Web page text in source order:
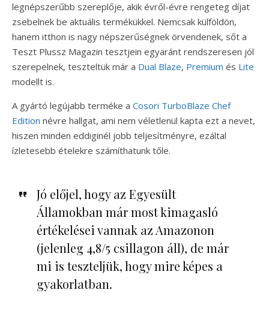
legnépszerűbb szereplője, akik évről-évre rengeteg díjat
zsebelnek be aktuális termékükkel. Nemcsak külföldön,
hanem itthon is nagy népszerűségnek örvendenek, sőt a
Teszt Plussz Magazin tesztjein egyaránt rendszeresen jól
szerepelnek, teszteltük már a Dual Blaze, Premium és Lite
modellt is.
A gyártó legújabb terméke a Cosori TurboBlaze Chef
Edition névre hallgat, ami nem véletlenül kapta ezt a nevet,
hiszen minden eddiginél jobb teljesítményre, ezáltal
ízletesebb ételekre számíthatunk tőle.
Jó előjel, hogy az Egyesült
Államokban már most kimagasló
értékelései vannak az Amazonon
(jelenleg 4,8/5 csillagon áll), de már
mi is teszteljük, hogy mire képes a
gyakorlatban.